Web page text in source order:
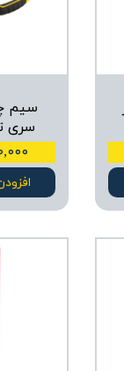
سیم
سری